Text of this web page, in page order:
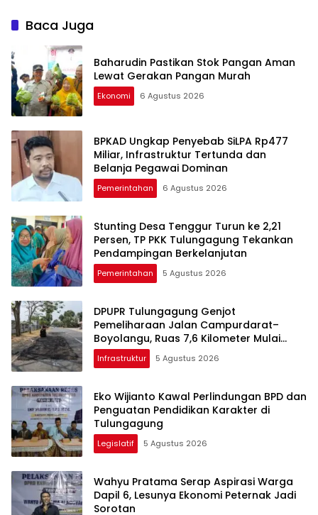
Baca Juga
Baharudin Pastikan Stok Pangan Aman
Lewat Gerakan Pangan Murah
Ekonomi 6 Agustus 2026
BPKAD Ungkap Penyebab SiLPA Rp477
Miliar, Infrastruktur Tertunda dan
Belanja Pegawai Dominan
Pemerintahan 6 Agustus 2026
Stunting Desa Tenggur Turun ke 2,21
Persen, TP PKK Tulungagung Tekankan
Pendampingan Berkelanjutan
Pemerintahan 5 Agustus 2026
DPUPR Tulungagung Genjot
Pemeliharaan Jalan Campurdarat–
Boyolangu, Ruas 7,6 Kilometer Mulai
Diperbaiki
Infrastruktur 5 Agustus 2026
Eko Wijianto Kawal Perlindungan BPD dan
Penguatan Pendidikan Karakter di
Tulungagung
Legislatif 5 Agustus 2026
Wahyu Pratama Serap Aspirasi Warga
Dapil 6, Lesunya Ekonomi Peternak Jadi
Sorotan